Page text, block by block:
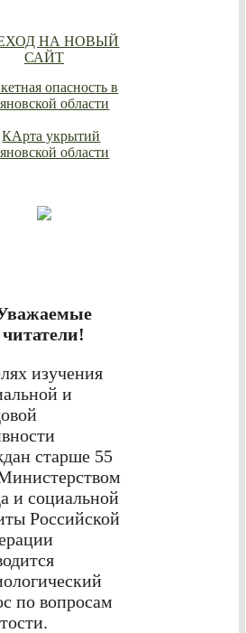
НА НОВЫЙ
САЙТ
читатели!
изучения
и
старше 55
и социальной
Российской
по вопросам